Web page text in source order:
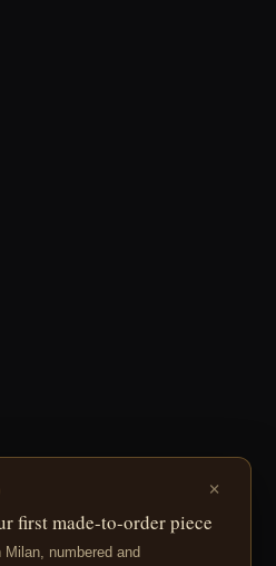
×
first made-to-order piece
Milan, numbered and